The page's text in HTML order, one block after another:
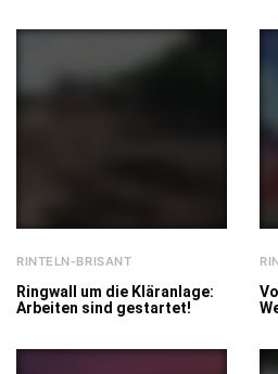
RINTELN-BRISANT
Ringwall um die Kläranlage:
Arbeiten sind gestartet!